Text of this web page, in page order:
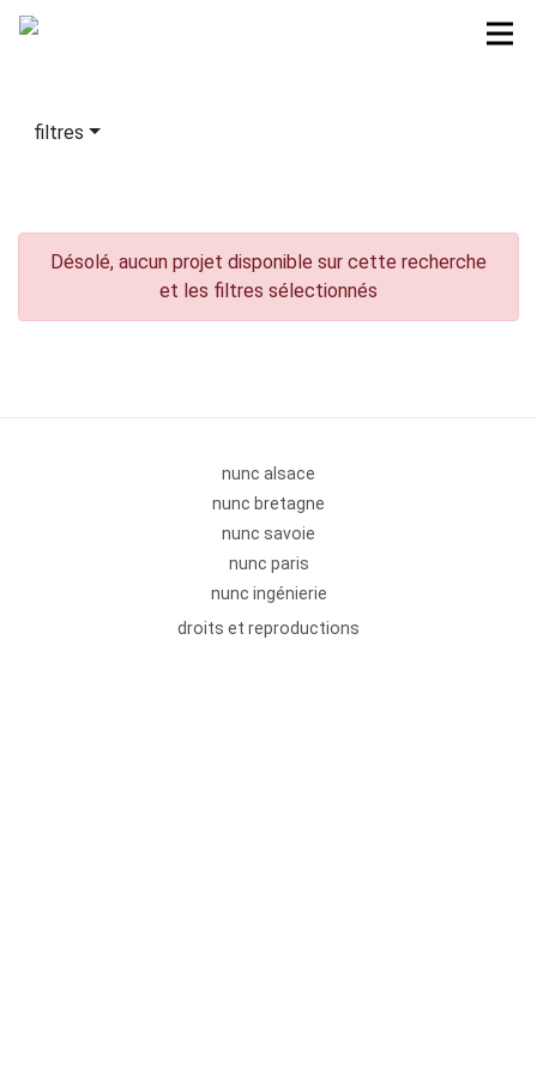
filtres
Désolé, aucun projet disponible sur cette recherche
et les filtres sélectionnés
nunc alsace
nunc bretagne
nunc savoie
nunc paris
nunc ingénierie
droits et reproductions